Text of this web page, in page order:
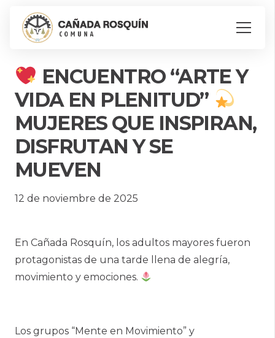
ENCUENTRO “ARTE Y
VIDA EN PLENITUD”
MUJERES QUE INSPIRAN,
DISFRUTAN Y SE
MUEVEN
12 de noviembre de 2025
En Cañada Rosquín, los adultos mayores fueron
protagonistas de una tarde llena de alegría,
movimiento y emociones.
Los grupos “Mente en Movimiento” y